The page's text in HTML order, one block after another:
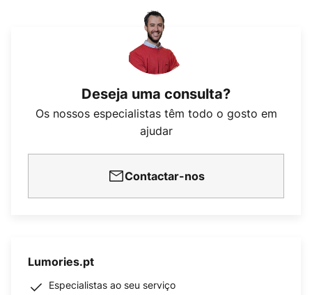
Deseja uma consulta?
Os nossos especialistas têm todo o gosto em
ajudar
Contactar-nos
Lumories.pt
Especialistas ao seu serviço